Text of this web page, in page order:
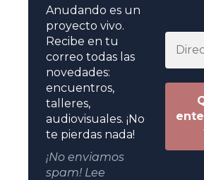
Anudando es un
proyecto vivo.
Recibe en tu
correo todas las
novedades:
encuentros,
talleres,
audiovisuales. ¡No
te pierdas nada!
¡No enviamos
spam! Lee